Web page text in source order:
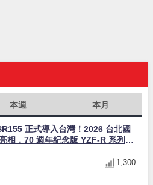
本週 本月
正式導入台灣！2026 台北國
相，70 週年紀念版 YZF-R 系列限
1,300